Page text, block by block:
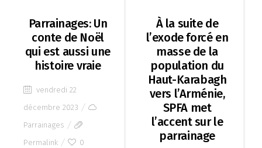
Parrainages: Un
conte de Noël
qui est aussi une
histoire vraie
vendredi 22
décembre 2023
Parrainages
Permalink
0
À la suite de
l’exode forcé en
masse de la
population du
Haut-Karabagh
vers l’Arménie,
SPFA met
l’accent sur le
parrainage